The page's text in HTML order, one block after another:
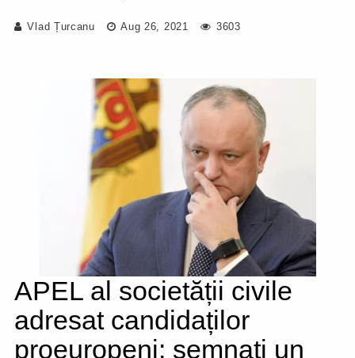
Vlad Țurcanu Aug 26, 2021 3603
APEL al societății civile
adresat candidaților
proeuropeni: semnați un